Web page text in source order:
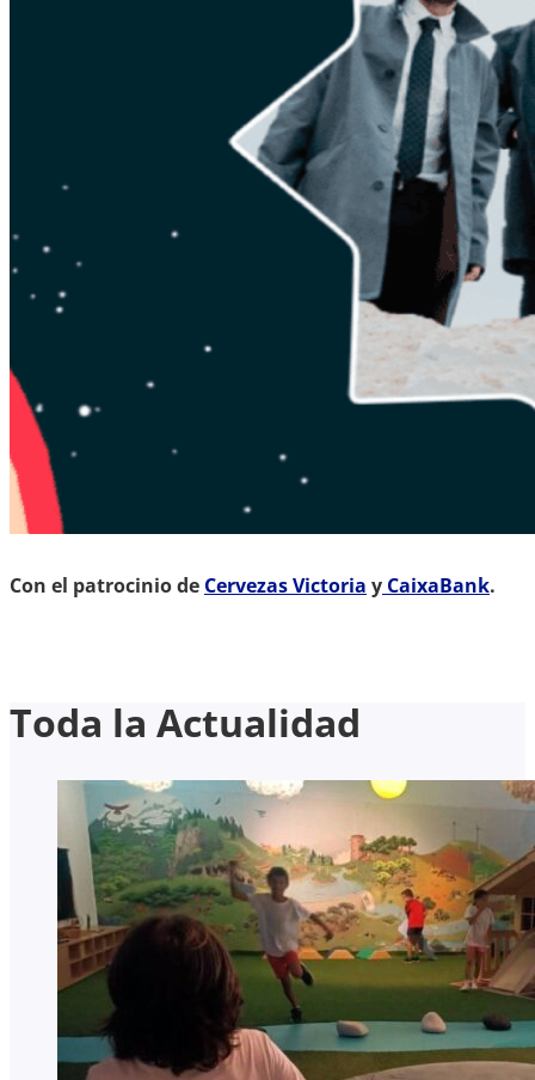
Con el patrocinio de Cervezas Victoria y CaixaBank.
Toda la Actualidad